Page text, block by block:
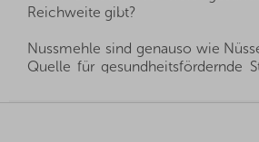
Reichweite gibt?
Nussmehle sind genauso wie
Quelle für gesundheitsfördernde
Antioxidantien schützen sie